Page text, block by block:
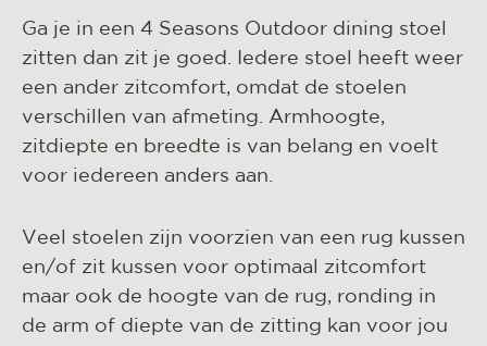
Ga je in een 4 Seasons Outdoor dining stoel
zitten dan zit je goed. Iedere stoel heeft weer
een ander zitcomfort, omdat de stoelen
verschillen van afmeting. Armhoogte,
zitdiepte en breedte is van belang en voelt
voor iedereen anders aan.
Veel stoelen zijn voorzien van een rug kussen
en/of zit kussen voor optimaal zitcomfort
maar ook de hoogte van de rug, ronding in
de arm of diepte van de zitting kan voor jou